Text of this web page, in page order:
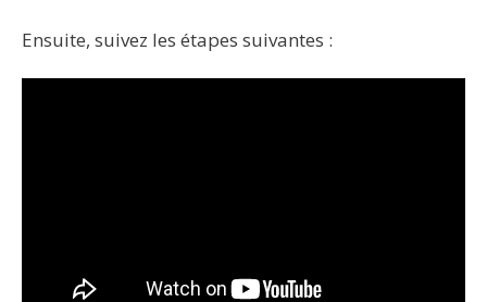
Ensuite, suivez les étapes suivantes :